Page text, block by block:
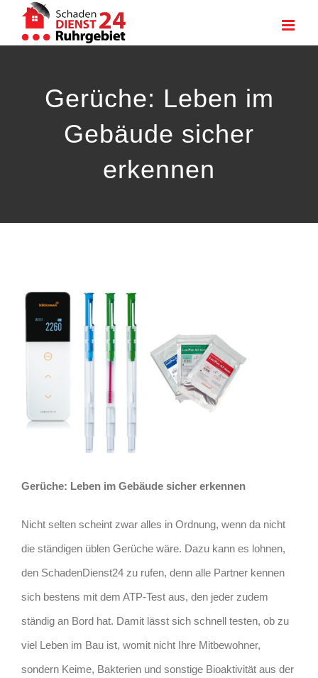
Inhalt
Gerüche: Leben im
Gebäude sicher
erkennen
Gerüche: Leben im Gebäude sicher erkennen
Nicht selten scheint zwar alles in Ordnung, wenn da nicht
die ständigen üblen Gerüche wäre. Dazu kann es lohnen,
den SchadenDienst24 zu rufen, denn alle Partner kennen
sich bestens mit dem ATP-Test aus, den jeder zudem
ständig an Bord hat. Damit lässt sich schnell testen, ob zu
viel Leben im Bau ist, womit nicht Ihre Mitbewohner,
sondern Keime, Bakterien und sonstige Bioaktivität aus der